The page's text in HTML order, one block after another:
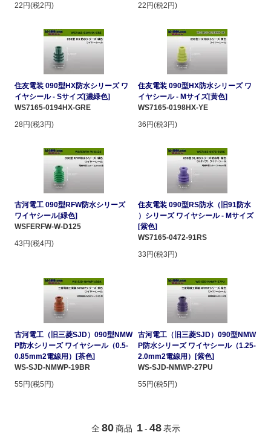
22円(税2円)
22円(税2円)
住友電装 090型HX防水シリーズ ワ
イヤシール - Sサイズ[濃緑色]
WS7165-0194HX-GRE
28円(税3円)
住友電装 090型HX防水シリーズ ワ
イヤシール - Mサイズ[黄色]
WS7165-0198HX-YE
36円(税3円)
古河電工 090型RFW防水シリーズ
ワイヤシール[緑色]
WSFERFW-W-D125
43円(税4円)
住友電装 090型RS防水（旧91防水
）シリーズ ワイヤシール - Mサイズ
[紫色]
WS7165-0472-91RS
33円(税3円)
古河電工（旧三菱SJD）090型NMW
P防水シリーズ ワイヤシール（0.5-
0.85mm2電線用）[茶色]
WS-SJD-NMWP-19BR
55円(税5円)
古河電工（旧三菱SJD）090型NMW
P防水シリーズ ワイヤシール（1.25-
2.0mm2電線用）[紫色]
WS-SJD-NMWP-27PU
55円(税5円)
全 80 商品 1 - 48 表示